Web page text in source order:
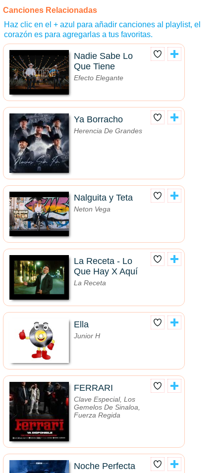
Canciones Relacionadas
Haz clic en el + azul para añadir canciones al playlist, el
corazón es para agregarlas a tus favoritas.
Nadie Sabe Lo
Que Tiene
Efecto Elegante
Ya Borracho
Herencia De Grandes
Nalguita y Teta
Neton Vega
La Receta - Lo
Que Hay X Aquí
La Receta
Ella
Junior H
FERRARI
Clave Especial, Los
Gemelos De Sinaloa,
Fuerza Regida
Noche Perfecta